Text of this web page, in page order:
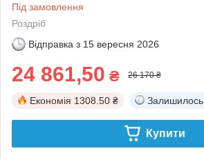
Під замовлення
Роздріб
Відправка з 15 вересня 2026
24 861,50 ₴ 26 170 ₴
Економія 1308.50 ₴ Залишилось
Купити